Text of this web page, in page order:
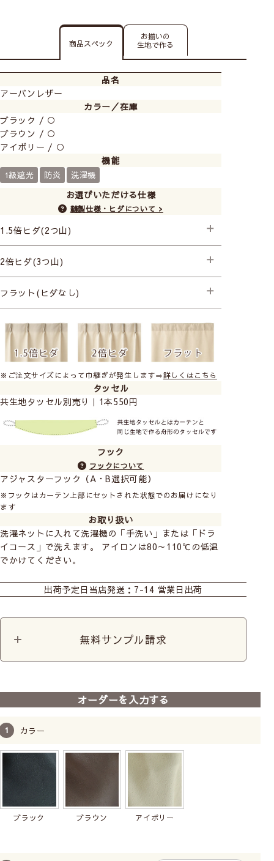
商品スペック
お揃いの
生地で作る
品名
アーバンレザー
カラー／在庫
ブラック / ○
ブラウン / ○
アイボリー / ○
機能
1級遮光 防炎 洗濯機
お選びいただける仕様
縫製仕様・ヒダについて >
1.5倍ヒダ(2つ山)
├プレミアム縫製
├プレミアム縫製+形状記憶(両開き) +1,980円
2倍ヒダ(3つ山)
├プレミアム縫製
フラット(ヒダなし)
※ご注文サイズによって巾継ぎが発生します⇒詳しくはこちら
タッセル
共生地タッセル別売り｜1本550円
フック
フックについて
アジャスターフック（A・B選択可能）
※フックはカーテン上部にセットされた状態でのお届けになり
ます
お取り扱い
洗濯ネットに入れて洗濯機の「手洗い」または「ドラ
イコース」で洗えます。 アイロンは80～110℃の低温
でかけてください。
シェード幕体 カット生地
出荷予定日 当店発送：7-14 営業日出荷
無料サンプル請求
オーダーを入力する
カラー
ブラック ブラウン アイボリー